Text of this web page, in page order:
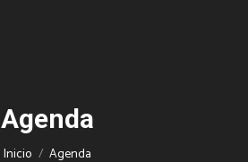
Agenda
Estás aquí:
Inicio Agenda